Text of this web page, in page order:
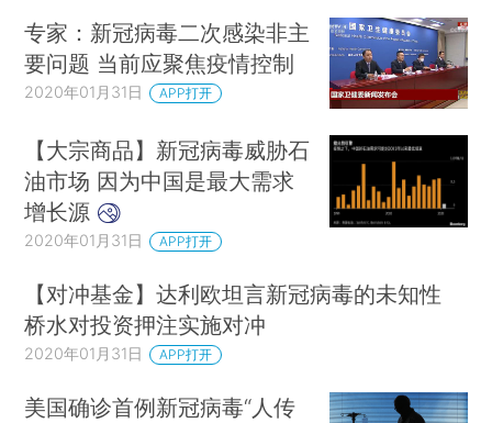
专家：新冠病毒二次感染非主
要问题 当前应聚焦疫情控制
2020年01月31日 APP打开
【大宗商品】新冠病毒威胁石
油市场 因为中国是最大需求
增长源
2020年01月31日 APP打开
【对冲基金】达利欧坦言新冠病毒的未知性
桥水对投资押注实施对冲
2020年01月31日 APP打开
美国确诊首例新冠病毒“人传